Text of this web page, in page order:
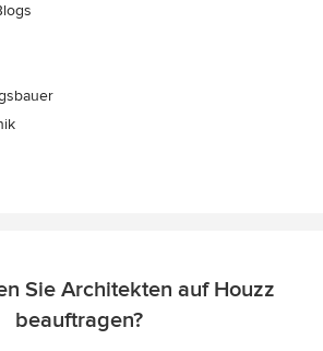
Sie Architekten auf Houzz
beauftragen?